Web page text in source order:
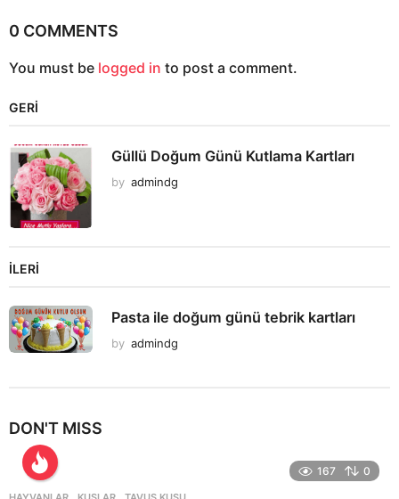
n
0 COMMENTS
You must be logged in to post a comment.
GERI
Güllü Doğum Günü Kutlama Kartları
by admindg
İLERI
Pasta ile doğum günü tebrik kartları
by admindg
DON'T MISS
167 0